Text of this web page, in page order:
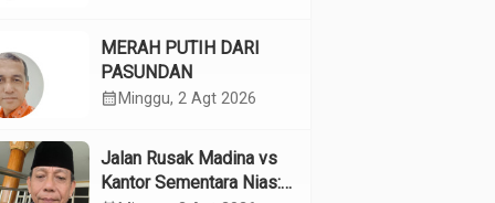
MERAH PUTIH DARI
PASUNDAN
calendar_month Minggu, 2 Agt 2026
Jalan Rusak Madina vs
Kantor Sementara Nias: